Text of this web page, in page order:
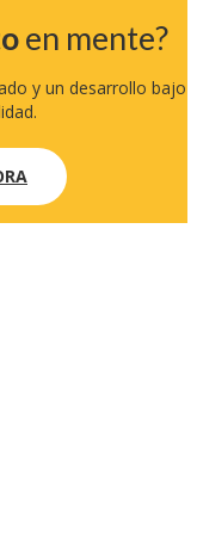
en mente?
y un desarrollo bajo